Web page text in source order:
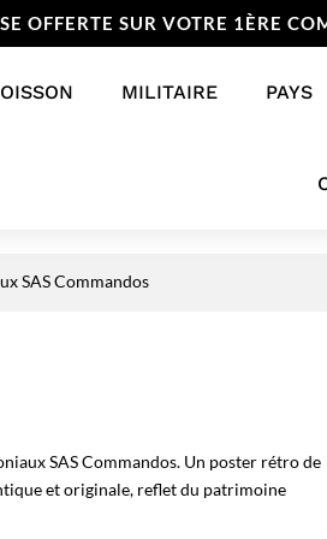
OFFERTE SUR VOTRE 1ÈRE
MILITAIRE PAYS
SAS Commandos
SAS Commandos. Un poster rétro de
et originale, reflet du patrimoine